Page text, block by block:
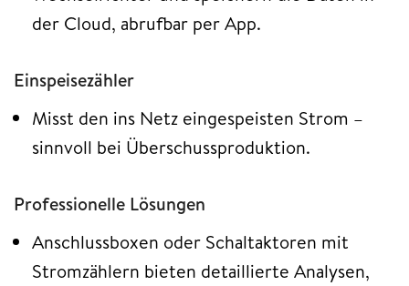
der Cloud, abrufbar per App.
Einspeisezähler
Misst den ins Netz eingespeisten Strom –
sinnvoll bei Überschussproduktion.
Professionelle Lösungen
Anschlussboxen oder Schaltaktoren mit
Stromzählern bieten detaillierte Analysen,